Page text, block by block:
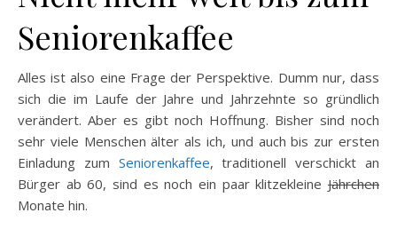
Seniorenkaffee
Alles ist also eine Frage der Perspektive. Dumm nur, dass
sich die im Laufe der Jahre und Jahrzehnte so gründlich
verändert. Aber es gibt noch Hoffnung. Bisher sind noch
sehr viele Menschen älter als ich, und auch bis zur ersten
Einladung zum Seniorenkaffee, traditionell verschickt an
Bürger ab 60, sind es noch ein paar klitzekleine Jährchen
Monate hin.